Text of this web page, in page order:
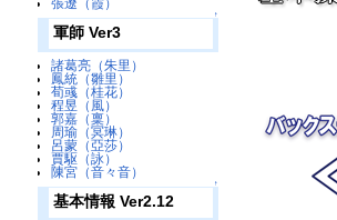
張遼（霞）
↑
軍師 Ver3
諸葛亮（朱里）
鳳統（雛里）
荀彧（桂花）
程昱（風）
郭嘉（稟）
周瑜（冥琳）
呂蒙（亞莎）
賈駆（詠）
陳宮（音々音）
↑
基本情報 Ver2.12